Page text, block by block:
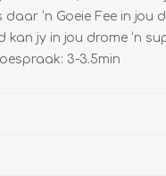
‘n Goeie Fee in jou
jy in jou drome ‘n
3-3.5min